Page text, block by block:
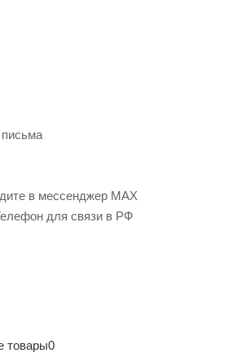
в мессенджер MAX
для связи в РФ
товары0